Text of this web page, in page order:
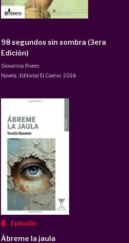
98 segundos sin sombra (3era
Edición)
Giovanna Rivero
Novela
Editorial El Cuervo·2016
Episodio
Ábreme la jaula